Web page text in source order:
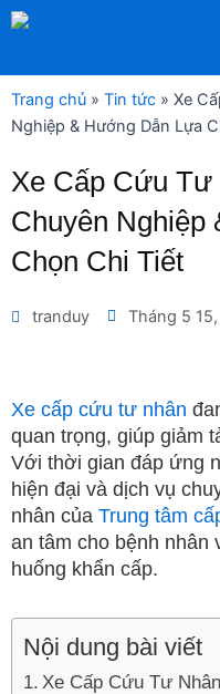
Nhảy
dung
Trang chủ » Tin tức » Xe
Nghiệp & Hướng Dẫn Lựa
Xe Cấp Cứu Tư
Chuyên
Chọn Chi Tiết
tranduy Tháng 5
Xe cấp cứu tư nhân
quan trọng, giúp giảm
Với thời gian đáp ứng
hiện đại và dịch vụ
nhân của Trung tâm
an tâm cho bệnh nhân
huống khẩn cấp.
Nội dung bài viết
Xe Cấp Cứu Tư